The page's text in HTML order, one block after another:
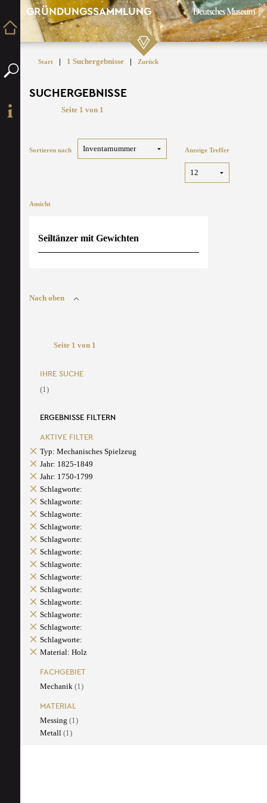
GRÜNDUNGSSAMMLUNG
Start | 1 Suchergebnisse | Zurück
SUCHERGEBNISSE
Seite 1 von 1
Sortieren nach Anzeige Treffer
Ansicht
Seiltänzer mit Gewichten
Nach oben
Seite 1 von 1
IHRE SUCHE
(1)
ERGEBNISSE FILTERN
AKTIVE FILTER
Typ: Mechanisches Spielzeug
Jahr: 1825-1849
Jahr: 1750-1799
Schlagworte:
Schlagworte:
Schlagworte:
Schlagworte:
Schlagworte:
Schlagworte:
Schlagworte:
Schlagworte:
Schlagworte:
Schlagworte:
Schlagworte:
Schlagworte:
Schlagworte:
Material: Holz
FACHGEBIET
Mechanik (1)
MATERIAL
Messing (1)
Metall (1)